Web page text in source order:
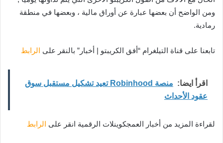
ومن الواضح أن بعضها عبارة عن أوراق مالية ، وبعضها في منطقة
رمادية.
تابعنا على قناة التيلغرام “أفق الكريبتو | أخبار” بالنقر على الرابط
اقرأ ايضا:
منصة Robinhood تعيد تشكيل مستقبل سوق
عقود الأحداث
لقراءة المزيد من أخبار العمجكوينلات الرقمية انقر على الرابط